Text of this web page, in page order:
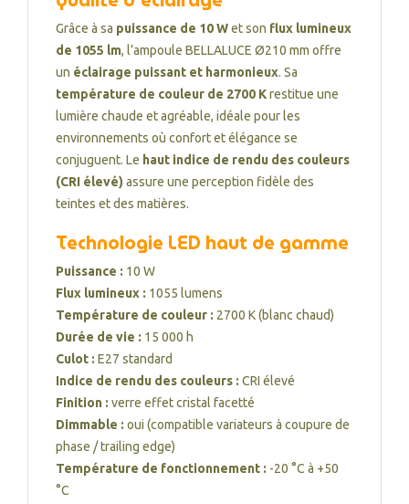
Grâce à sa puissance de 10 Wet son flux lumineux
de 1055 lm, l’ampoule BELLALUCE Ø210 mm offre
un éclairage puissant et harmonieux. Sa
température de couleur de 2700 Krestitue une
lumière chaude et agréable, idéale pour les
environnements où confort et élégance se
conjuguent. Le haut indice de rendu des couleurs
(CRI élevé) assure une perception fidèle des
teintes et des matières.
Technologie LED haut de gamme
Puissance : 10 W
Flux lumineux : 1055 lumens
Température de couleur : 2700 K (blanc chaud)
Durée de vie : 15 000 h
Culot : E27 standard
Indice de rendu des couleurs : CRI élevé
Finition : verre effet cristal facetté
Dimmable : oui (compatible variateurs à coupure de
phase / trailing edge)
Température de fonctionnement : -20 °C à +50
°C